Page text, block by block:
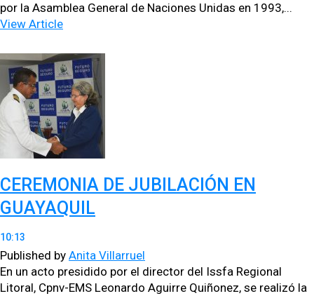
por la Asam­blea Gen­er­al de Naciones Unidas en 1993,...
View Article
CEREMONIA DE JUBILACIÓN EN
GUAYAQUIL
10:13
Published by Anita Villarruel
En un acto pre­si­di­do por el direc­tor del Iss­fa Region­al
Litoral, Cpnv-EMS Leonar­do Aguirre Quiñonez, se real­izó la